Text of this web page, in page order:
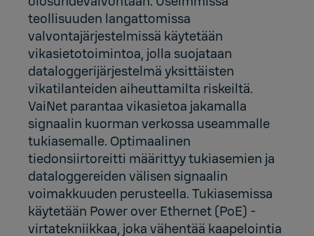
teollisuuden langattomissa
valvontajärjestelmissä käytetään
vikasietotoimintoa, jolla suojataan
dataloggerijärjestelmä yksittäisten
vikatilanteiden aiheuttamilta riskeiltä.
VaiNet parantaa vikasietoa jakamalla
signaalin kuorman verkossa useammalle
tukiasemalle. Optimaalinen
tiedonsiirtoreitti määrittyy tukiasemien ja
dataloggereiden välisen signaalin
voimakkuuden perusteella. Tukiasemissa
käytetään Power over Ethernet (PoE) -
virtatekniikkaa, joka vähentää kaapelointia